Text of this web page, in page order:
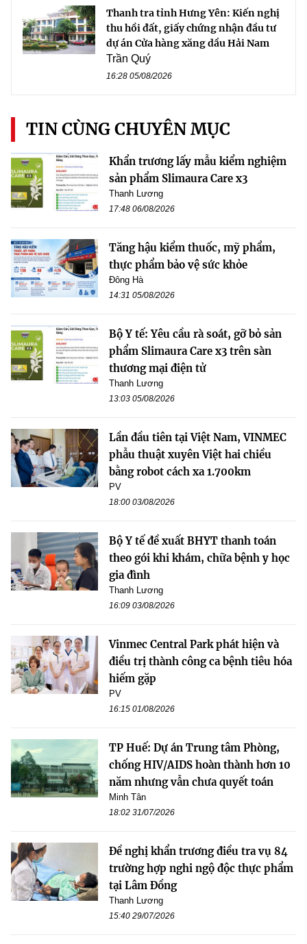
Thanh tra tỉnh Hưng Yên: Kiến nghị
thu hồi đất, giấy chứng nhận đầu tư
dự án Cửa hàng xăng dầu Hải Nam
Trần Quý
16:28 05/08/2026
TIN CÙNG CHUYÊN MỤC
Khẩn trương lấy mẫu kiểm nghiệm
sản phẩm Slimaura Care x3
Thanh Lương
17:48 06/08/2026
Tăng hậu kiểm thuốc, mỹ phẩm,
thực phẩm bảo vệ sức khỏe
Đông Hà
14:31 05/08/2026
Bộ Y tế: Yêu cầu rà soát, gỡ bỏ sản
phẩm Slimaura Care x3 trên sàn
thương mại điện tử
Thanh Lương
13:03 05/08/2026
Lần đầu tiên tại Việt Nam, VINMEC
phẫu thuật xuyên Việt hai chiều
bằng robot cách xa 1.700km
PV
18:00 03/08/2026
Bộ Y tế đề xuất BHYT thanh toán
theo gói khi khám, chữa bệnh y học
gia đình
Thanh Lương
16:09 03/08/2026
Vinmec Central Park phát hiện và
điều trị thành công ca bệnh tiêu hóa
hiếm gặp
PV
16:15 01/08/2026
TP Huế: Dự án Trung tâm Phòng,
chống HIV/AIDS hoàn thành hơn 10
năm nhưng vẫn chưa quyết toán
Minh Tân
18:02 31/07/2026
Đề nghị khẩn trương điều tra vụ 84
trường hợp nghi ngộ độc thực phẩm
tại Lâm Đồng
Thanh Lương
15:40 29/07/2026